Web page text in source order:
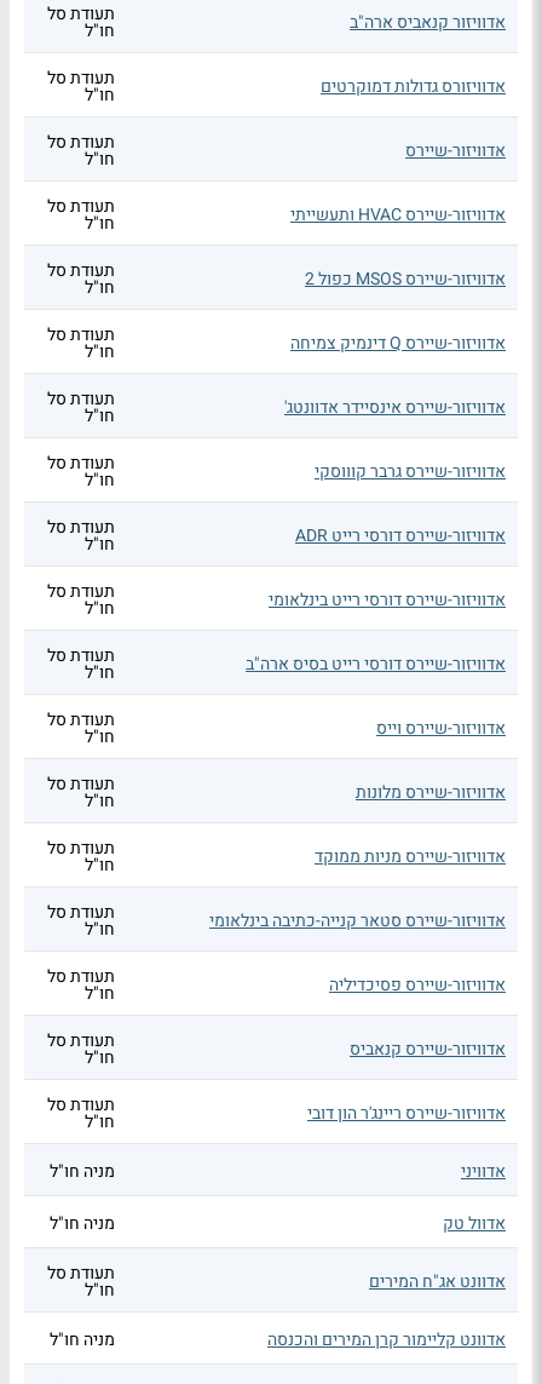
אדוויזור קנאביס ארה"ב תעודת סל
חו"ל
אדוויזורס גדולות דמוקרטים תעודת סל
חו"ל
אדוויזור-שיירס תעודת סל
חו"ל
אדוויזור-שיירס HVAC ותעשייתי תעודת סל
חו"ל
אדוויזור-שיירס MSOS כפול 2 תעודת סל
חו"ל
אדוויזור-שיירס Q דינמיק צמיחה תעודת סל
חו"ל
אדוויזור-שיירס אינסיידר אדוונטג' תעודת סל
חו"ל
אדוויזור-שיירס גרבר קוווסקי תעודת סל
חו"ל
אדוויזור-שיירס דורסי רייט ADR תעודת סל
חו"ל
אדוויזור-שיירס דורסי רייט בינלאומי תעודת סל
חו"ל
אדוויזור-שיירס דורסי רייט בסיס ארה"ב תעודת סל
חו"ל
אדוויזור-שיירס וייס תעודת סל
חו"ל
אדוויזור-שיירס מלונות תעודת סל
חו"ל
אדוויזור-שיירס מניות ממוקד תעודת סל
חו"ל
אדוויזור-שיירס סטאר קנייה-כתיבה בינלאומי תעודת סל
חו"ל
אדוויזור-שיירס פסיכדיליה תעודת סל
חו"ל
אדוויזור-שיירס קנאביס תעודת סל
חו"ל
אדוויזור-שיירס ריינג'ר הון דובי תעודת סל
חו"ל
אדוויני
מניה חו"ל
אדוול טק מניה חו"ל
אדוונט אג"ח המירים תעודת סל
חו"ל
אדוונט קליימור קרן המירים והכנסה
מניה חו"ל